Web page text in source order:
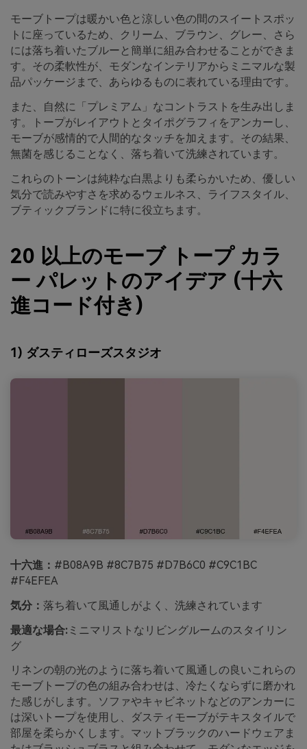
モーブトープは暖かい色と涼しい色の間のスイートスポッ
トに座っているため、クリーム、ブラウン、グレー、さら
には落ち着いたブルーと簡単に組み合わせることができま
す。その柔軟性が、モダンなインテリアからミニマルな製
品パッケージまで、あらゆるものに表れている理由です。
また、自然に「プレミアム」なコントラストを生み出しま
す。トープがレイアウトとタイポグラフィをアンカーし、
モーブが感情的で人間的なタッチを加えます。その結果、
無菌を感じることなく、落ち着いて洗練されています。
これらのトーンは純粋な白黒よりも柔らかいため、優しい
気分で読みやすさを求めるウェルネス、ライフスタイル、
ブティックブランドに特に役立ちます。
20 以上のモーブ トープ カラ
ー パレットのアイデア (十六
進コード付き)
1) ダスティローズスタジオ
十六進： #B08A9B #8C7B75 #D7B6C0 #C9C1BC
#F4EFEA
気分： 落ち着いて風通しがよく、洗練されています
最適な場合: ミニマリストなリビングルームのスタイリン
グ
リネンの朝の光のように落ち着いて風通しの良いこれらの
モーブトープの色の組み合わせは、冷たくならずに磨かれ
た感じがします。ソファやキャビネットなどのアンカーに
は深いトープを使用し、ダスティモーブがテキスタイルで
部屋を柔らかくします。マットブラックのハードウェアま